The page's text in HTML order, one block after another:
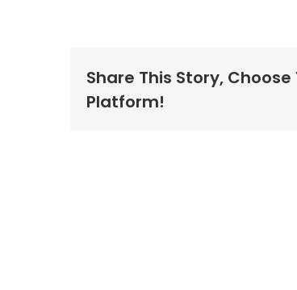
Share This Story, Choose
Platform!